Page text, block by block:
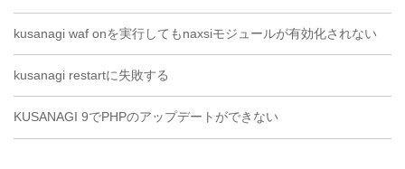
kusanagi waf onを実行してもnaxsiモジュールが有効化されない
kusanagi restartに失敗する
KUSANAGI 9でPHPのアップデートができない